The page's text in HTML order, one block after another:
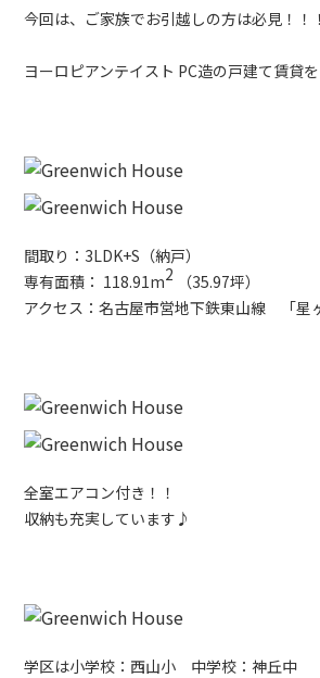
今回は、ご家族でお引越しの方は必見！！！
ヨーロピアンテイスト PC造の戸建て賃貸
間取り： 3LDK+S（納戸）
専有面積： 118.91m2
（35.97坪）
アクセス：名古屋市営地下鉄東山線 「星
全室エアコン付き！！
収納も充実しています♪
学区は小学校：西山小 中学校：神丘中